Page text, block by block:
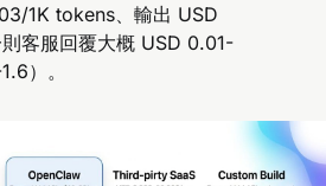
1K tokens、輸出 USD
客服回覆大概 USD 0.01-
）。